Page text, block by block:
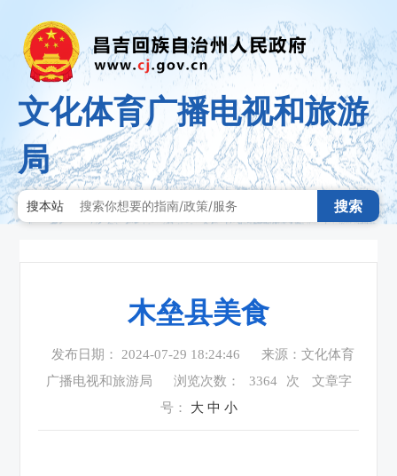
文化体育广播电视和旅游
局
搜本站 搜索
木垒县美食
发布日期： 2024-07-29 18:24:46
来源：文化体育
广播电视和旅游局
浏览次数： 3364 次
文章字
号： 大 中 小